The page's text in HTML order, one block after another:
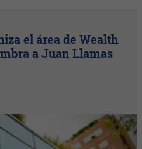
el área de Wealth
a Juan Llamas